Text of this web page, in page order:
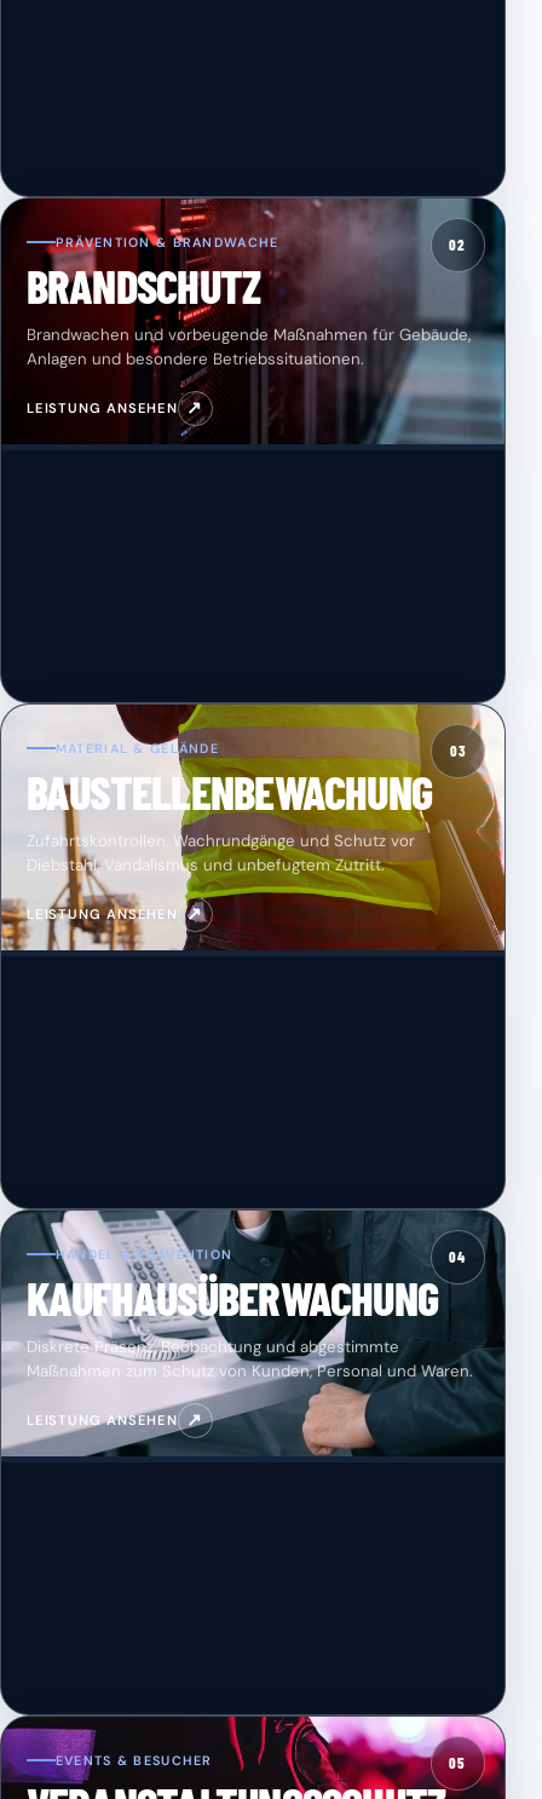
02
PRÄVENTION & BRANDWACHE
BRANDSCHUTZ
Brandwachen und vorbeugende Maßnahmen für Gebäude,
Anlagen und besondere Betriebssituationen.
LEISTUNG ANSEHEN ↗
03
MATERIAL & GELÄNDE
BAUSTELLENBEWACHUNG
Zufahrtskontrollen, Wachrundgänge und Schutz vor
Diebstahl, Vandalismus und unbefugtem Zutritt.
LEISTUNG ANSEHEN ↗
04
HANDEL & PRÄVENTION
KAUFHAUSÜBERWACHUNG
Diskrete Präsenz, Beobachtung und abgestimmte
Maßnahmen zum Schutz von Kunden, Personal und Waren.
LEISTUNG ANSEHEN ↗
05
EVENTS & BESUCHER